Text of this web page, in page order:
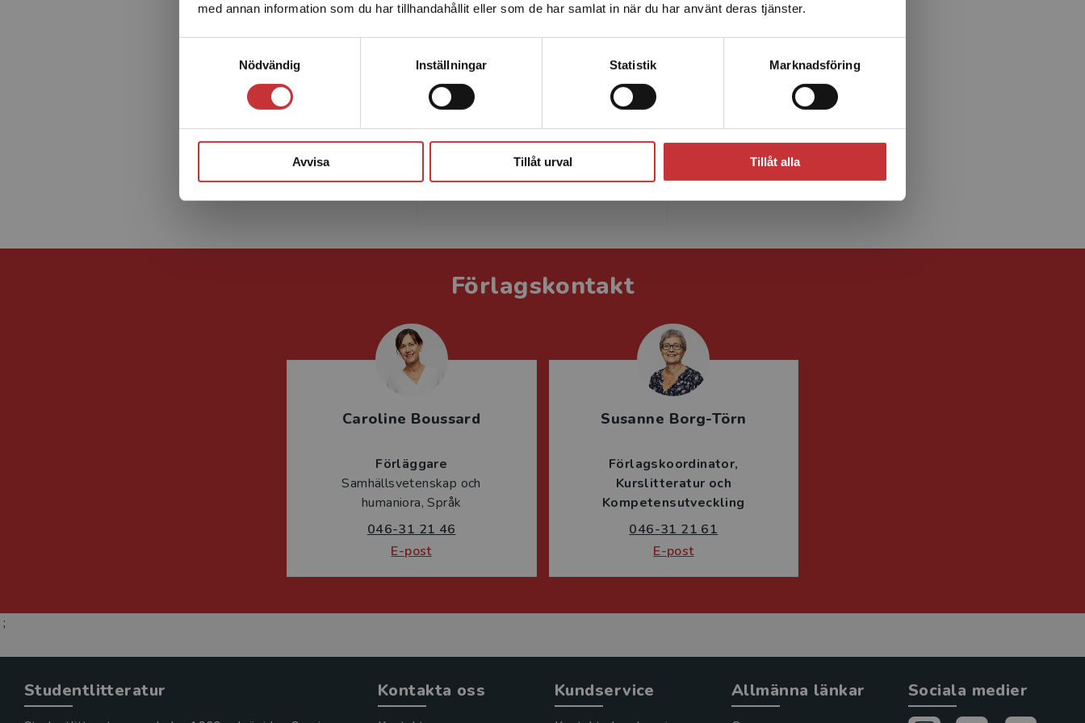
med annan information som du har tillhandahållit eller som de har samlat in när du har använt deras tjänster.
Nödvändig
Inställningar Statistik Marknadsföring
Avvisa Tillåt urval Tillåt alla
leveransadressen vara i Sverige.Läs mer
Lennart Hellspong
Lennart Hellspong är professor
emeritus i retorik vid Södertörns
högskola. Han har särskilt
intresserat sig för retoriken som
Förlagskontakt
Caroline Boussard
Förläggare
Samhällsvetenskap och
humaniora, Språk
046-31 21 46
E-post
Susanne Borg-Törn
Förlagskoordinator
Kurslitteratur och
Kompetensutveckling
046-31 21 61
E-post
;
Studentlitteratur Kontakta oss Kundservice Allmänna länkar Sociala medier